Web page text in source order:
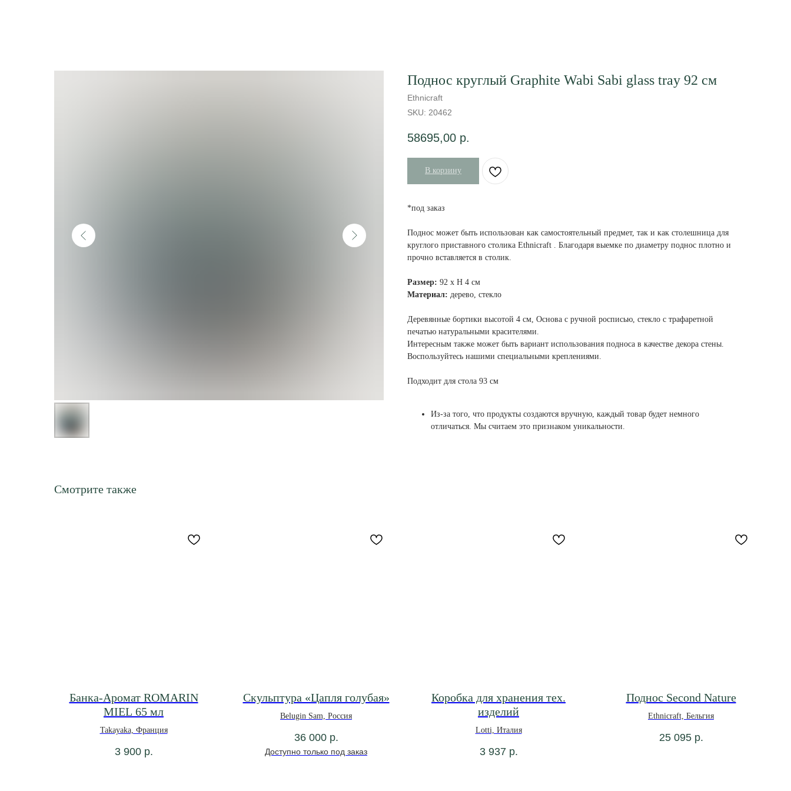
Поднос круглый Graphite Wabi Sabi glass tray 92 см
Ethnicraft
SKU: 20462
58695,00 р.
В корзину
*под заказ
Поднос может быть использован как самостоятельный предмет, так и как столешница для
круглого приставного столика Ethnicraft . Благодаря выемке по диаметру поднос плотно и
прочно вставляется в столик.
Размер: 92 х Н 4 см
Материал: дерево, стекло
Деревянные бортики высотой 4 см, Основа с ручной росписью, стекло с трафаретной
печатью натуральными красителями.
Интересным также может быть вариант использования подноса в качестве декора стены.
Воспользуйтесь нашими специальными креплениями.
Подходит для стола 93 см
Из-за того, что продукты создаются вручную, каждый товар будет немного
отличаться. Мы считаем это признаком уникальности.
Смотрите также
Банка-Аромат ROMARIN
MIEL 65 мл
Takayaka, Франция
3 900 р.
Скульптура «Цапля голубая»
Belugin Sam, Россия
36 000 р.
Коробка для хранения тех.
изделий
Lotti, Италия
3 937 р.
Поднос Second Nature
Ethnicraft, Бельгия
25 095 р.